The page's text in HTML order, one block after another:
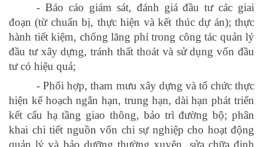
- Báo cáo giám sát, đánh giá đầu tư các giai
đoạn (từ chuẩn bị, thực hiện và kết thúc dự án); thực
hành tiết kiệm, chống lãng phí trong công tác quản lý
đầu tư xây dựng, tránh thất thoát và sử dụng vốn đầu
tư có hiệu quả;
- Phối hợp, tham mưu xây dựng và tổ chức thực
hiện kế hoạch ngắn hạn, trung hạn, dài hạn phát triển
kết cấu hạ tầng giao thông, bảo trì đường bộ; phân
khai chi tiết nguồn vốn chi sự nghiệp cho hoạt động
quản lý và bảo dưỡng thường xuyên, sửa chữa định